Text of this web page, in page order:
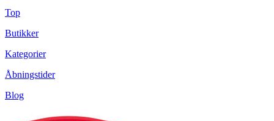
Top
Butikker
Kategorier
Åbningstider
Blog